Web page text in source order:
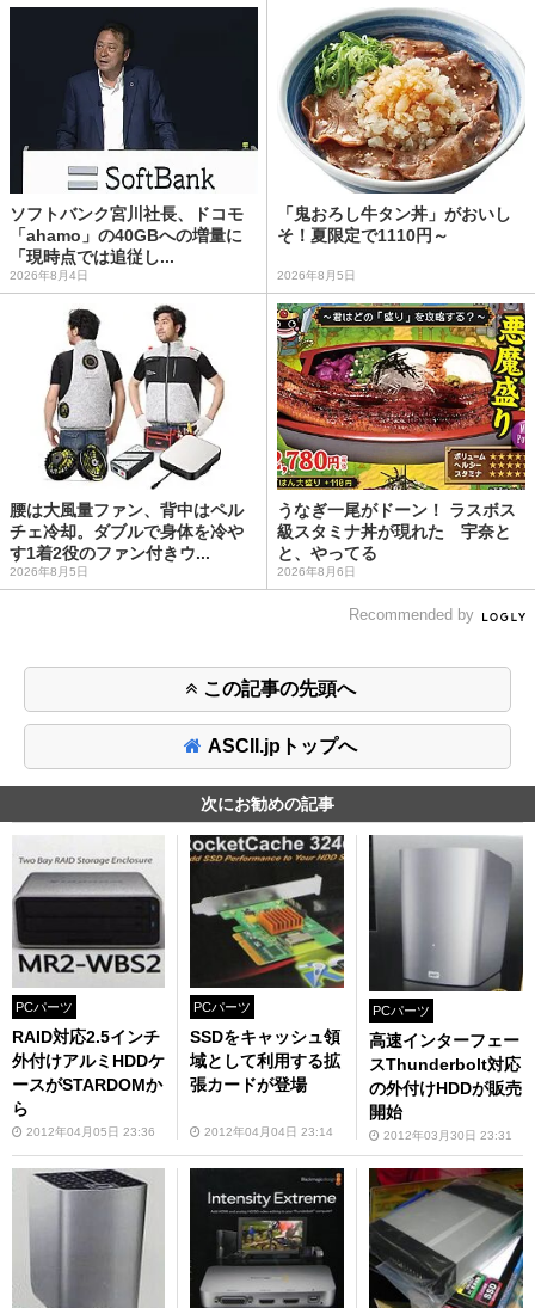
ソフトバンク宮川社長、ドコモ
「ahamo」の40GBへの増量に
「現時点では追従し...
2026年8月4日
「鬼おろし牛タン丼」がおいし
そ！夏限定で1110円～
2026年8月5日
腰は大風量ファン、背中はペル
チェ冷却。ダブルで身体を冷や
す1着2役のファン付きウ...
2026年8月5日
うなぎ一尾がドーン！ ラスボス
級スタミナ丼が現れた 宇奈と
と、やってる
2026年8月6日
Recommended by
この記事の先頭へ
ASCII.jpトップへ
次にお勧めの記事
PCパーツ
RAID対応2.5インチ
外付けアルミHDDケ
ースがSTARDOMか
ら
2012年04月05日 23:36
PCパーツ
SSDをキャッシュ領
域として利用する拡
張カードが登場
2012年04月04日 23:14
PCパーツ
高速インターフェー
スThunderbolt対応
の外付けHDDが販売
開始
2012年03月30日 23:31